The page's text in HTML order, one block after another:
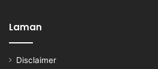
Laman
Disclaimer